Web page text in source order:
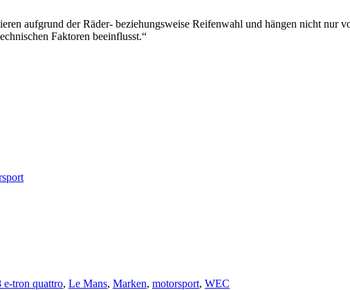
aufgrund der Räder- beziehungsweise Reifenwahl und hängen nicht nur
Faktoren beeinflusst.“
tron quattro, Le Mans, Marken, motorsport, WEC